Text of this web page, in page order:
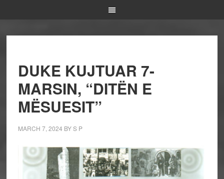
DUKE KUJTUAR 7-
MARSIN, “DITËN E
MËSUESIT”
MARCH 7, 2024 BYS P